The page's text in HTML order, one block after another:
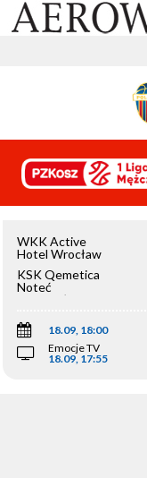
WKK Active
Hotel Wrocław
KSK Qemetica
Noteć
Inowrocław
18.09, 18:00
Emocje TV
18.09, 17:55